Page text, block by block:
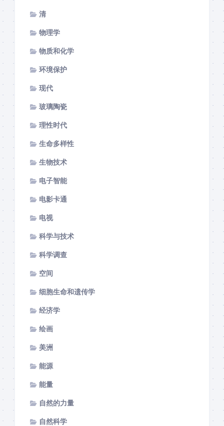
清
物理学
物质和化学
环境保护
现代
玻璃陶瓷
理性时代
生命多样性
生物技术
电子智能
电影卡通
电视
科学与技术
科学调查
空间
细胞生命和遗传学
经济学
绘画
美洲
能源
能量
自然的力量
自然科学